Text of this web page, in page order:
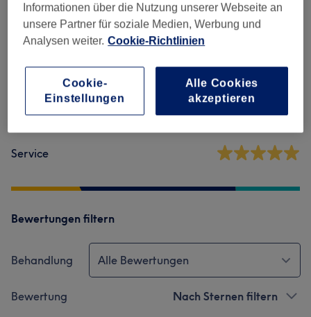
4,7
Sauberkeit
Service
Bewertungen filtern
Behandlung Alle Bewertungen
Bewertung Nach Sternen filtern
Informationen über die Nutzung unserer Webseite an
unsere Partner für soziale Medien, Werbung und
Analysen weiter. Cookie-Richtlinien
Cookie-
Einstellungen
Alle Cookies
akzeptieren